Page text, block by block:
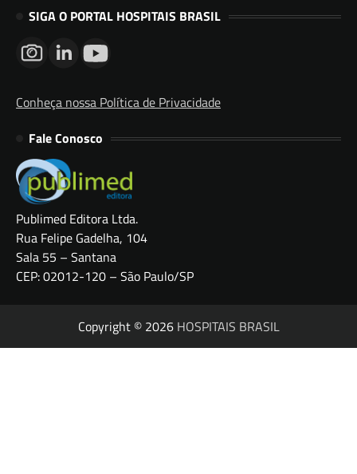
SIGA O PORTAL HOSPITAIS BRASIL
Conheça nossa Política de Privacidade
Fale Conosco
Publimed Editora Ltda.
Rua Felipe Gadelha, 104
Sala 55 – Santana
CEP: 02012-120 – São Paulo/SP
Copyright © 2026 HOSPITAIS BRASIL